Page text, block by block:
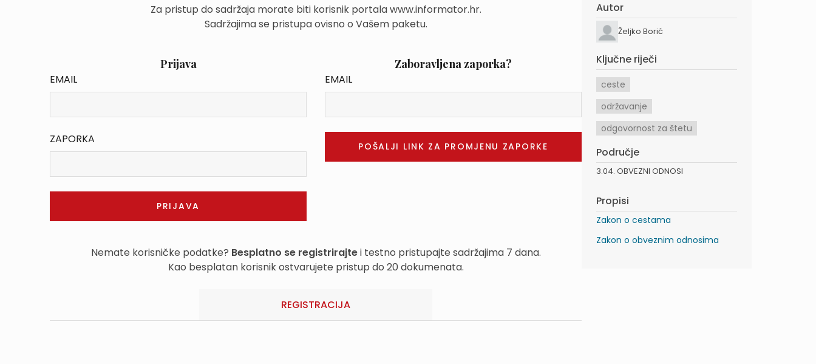
Za pristup do sadržaja morate biti korisnik portala www.informator.hr.
Sadržajima se pristupa ovisno o Vašem paketu.
Prijava
EMAIL
ZAPORKA
Zaboravljena zaporka?
EMAIL
Nemate korisničke podatke? Besplatno se registrirajtei testno pristupajte sadržajima 7 dana.
Kao besplatan korisnik ostvarujete pristup do 20 dokumenata.
REGISTRACIJA
Autor
Željko Borić
Ključne riječi
ceste
održavanje
odgovornost za štetu
Područje
3.04. OBVEZNI ODNOSI
Propisi
Zakon o cestama
Zakon o obveznim odnosima